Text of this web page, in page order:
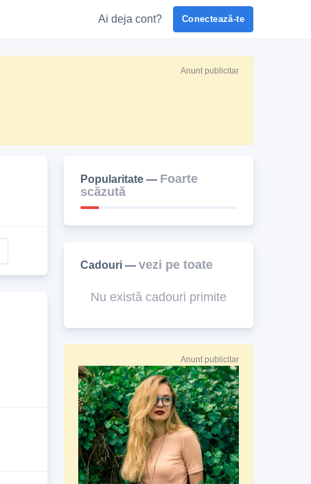
Ai deja cont? Conectează-te
Anunt publicitar
Popularitate — Foarte
scăzută
Cadouri — vezi pe toate
Nu există cadouri primite
Anunt publicitar